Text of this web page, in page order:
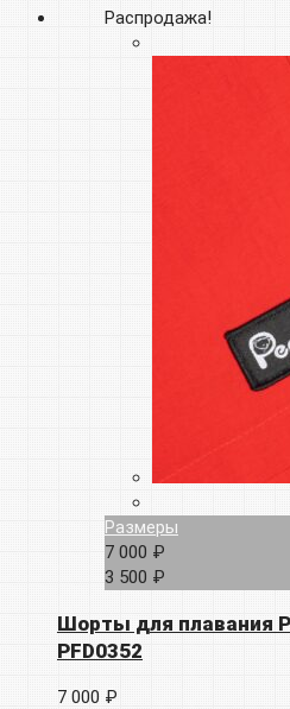
Распродажа!
Размеры
7 000 ₽
3 500 ₽
Шорты для плавания
PFD0352
7 000 ₽